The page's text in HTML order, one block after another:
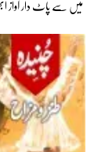
میں سے پاٹ دار آواز